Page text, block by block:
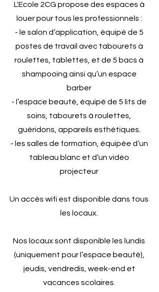
L'Ecole 2CG propose des espaces à
louer pour tous les professionnels :
- le salon d’application, équipé de 5
postes de travail avec tabourets à
roulettes, tablettes, et de 5 bacs à
shampooing ainsi qu’un espace
barber
- l’espace beauté, équipé de 5 lits de
soins, tabourets à roulettes,
guéridons, appareils esthétiques.
- les salles de formation, équipée d’un
tableau blanc et d’un vidéo
projecteur
Un accès wifi est disponible dans tous
les locaux.
Nos locaux sont disponible les lundis
(uniquement pour l’espace beauté),
jeudis, vendredis, week-end et
vacances scolaires.